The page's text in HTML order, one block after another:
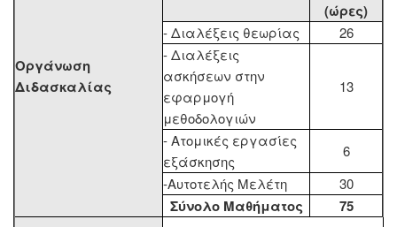
Οργάνωση
Διδασκαλίας
(ώρες)
- Διαλέξεις θεωρίας
26
- Διαλέξεις
ασκήσεων στην
εφαρμογή
μεθοδολογιών
13
- Ατομικές εργασίες
εξάσκησης
6
-Αυτοτελής Μελέτη
30
Σύνολο Μαθήματος 75